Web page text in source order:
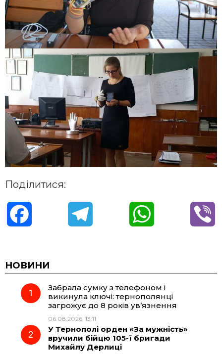
Поділитися:
c
e
o
e
r
t
A
НОВИНИ
Забрала сумку з телефоном і
викинула ключі: тернополянці
загрожує до 8 років ув’язнення
06.08.2026, 13:11
У Тернополі орден «За мужність»
вручили бійцю 105-ї бригади
Михайлу Дерлиці